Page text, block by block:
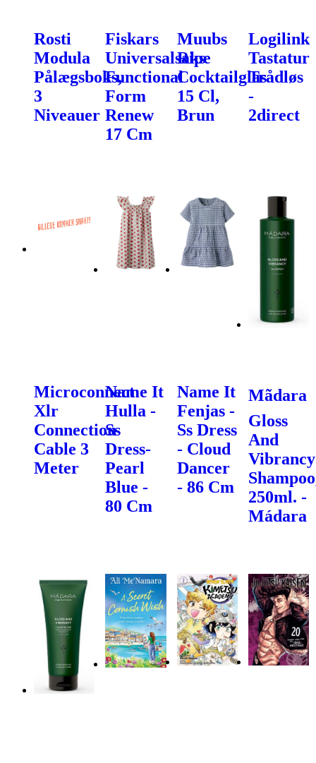
Rosti
Modula
Pålægsboks,
3
Niveauer
Fiskars
Universalsaks
Functional
Form
Renew
17 Cm
Muubs
Ripe
Cocktailglas
15 Cl,
Brun
Logilink
Tastatur
Trådløs
-
2direct
Microconnect
Xlr
Connection
Cable 3
Meter
Name It
Hulla -
Ss
Dress-
Pearl
Blue -
80 Cm
Name It
Fenjas -
Ss Dress
- Cloud
Dancer
- 86 Cm
Mãdara
Gloss
And
Vibrancy
250ml. -
Mádara